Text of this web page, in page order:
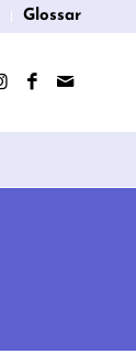
Glossar